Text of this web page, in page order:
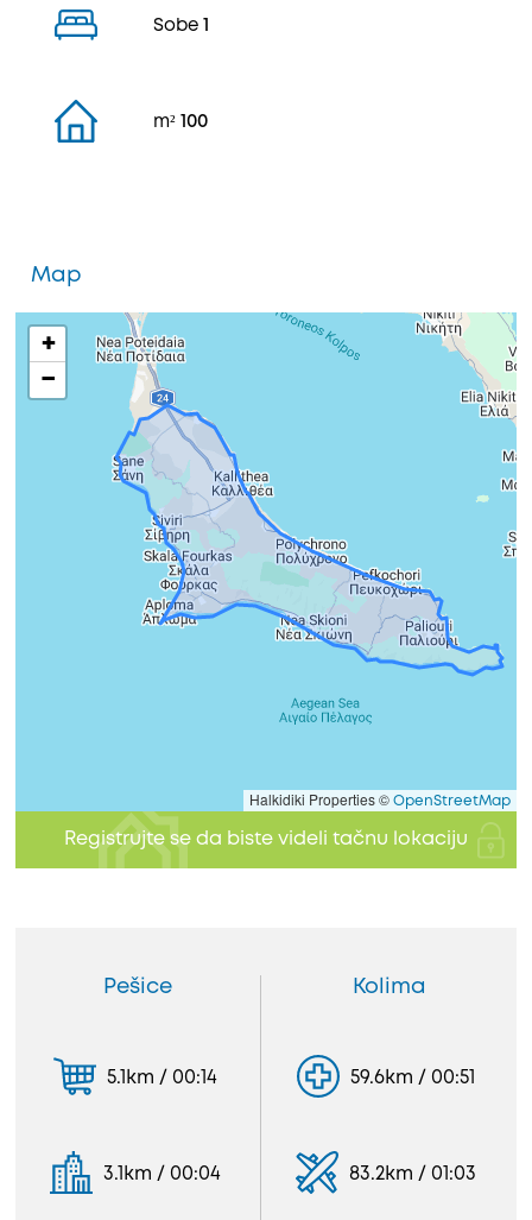
Sobe
m² 100
Map
+
−
Halkidiki Properties © OpenStreetMap
Registrujte se da biste videli tačnu lokaciju
Pešice
5.1km / 00:14
3.1km / 00:04
Kolima
59.6km / 00:51
83.2km / 01:03